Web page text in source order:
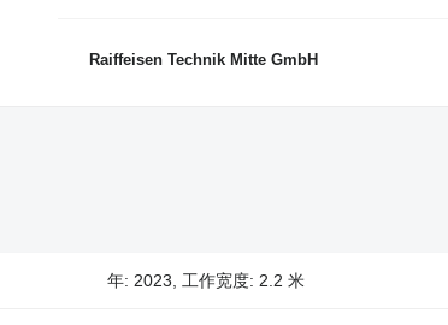
Raiffeisen Technik Mitte GmbH
年: 2023, 工作宽度: 2.2 米